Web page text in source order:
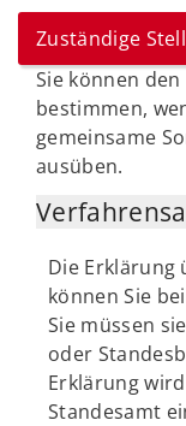
Zuständige
Sie können
bestimmen,
gemeinsame
ausüben.
Die Erklärung
können Sie
Sie müssen
oder
Erklärung
Standesamt